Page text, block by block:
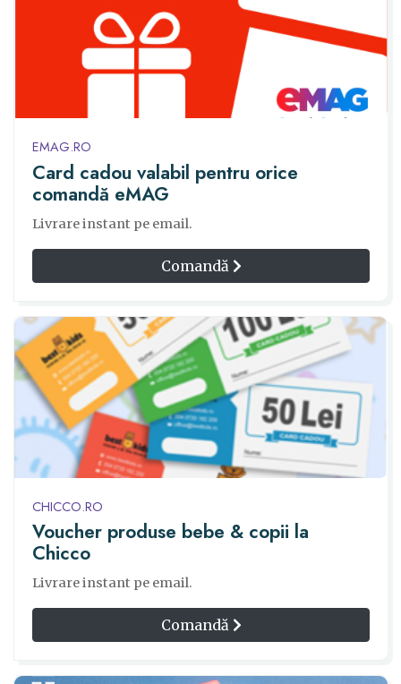
EMAG.RO
Card cadou valabil pentru orice
comandă eMAG
Livrare instant pe email.
Comandă
CHICCO.RO
Voucher produse bebe & copii la
Chicco
Livrare instant pe email.
Comandă